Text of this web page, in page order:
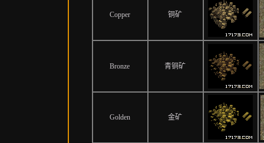
Copper 铜矿
Bronze 青铜矿
Golden 金矿